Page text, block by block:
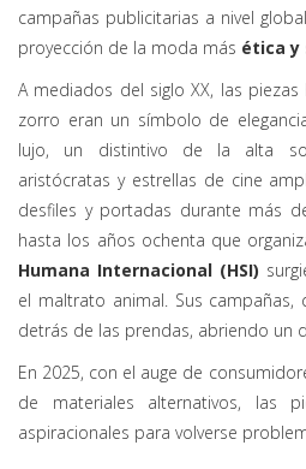
campañas publicitarias a nivel
proyección de la moda más ética y
A mediados del siglo XX, las
zorro eran un símbolo de
lujo, un distintivo de la alta
aristócratas y estrellas de cine
desfiles y portadas durante más
hasta los años ochenta que
Humana Internacional (HSI)
el maltrato animal. Sus
detrás de las prendas, abriendo un
En 2025, con el auge de
de materiales alternativos, las
aspiracionales para volverse